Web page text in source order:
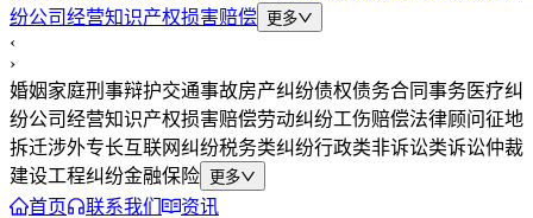
纷公司经营知识产权损害赔偿 更多
‹
›
婚姻家庭刑事辩护交通事故房产纠纷债权债务合同事务医疗纠
纷公司经营知识产权损害赔偿劳动纠纷工伤赔偿法律顾问征地
拆迁涉外专长互联网纠纷税务类纠纷行政类非诉讼类诉讼仲裁
建设工程纠纷金融保险 更多
首页 联系我们 资讯